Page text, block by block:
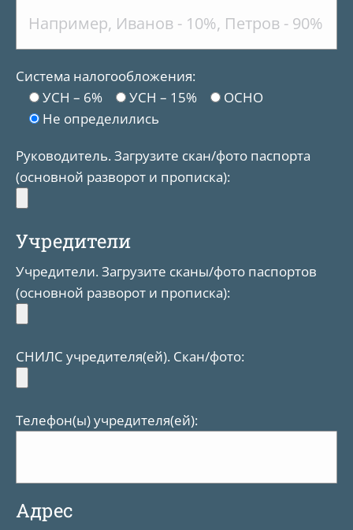
Система налогообложения:
УСН – 6%
УСН – 15%
ОСНО
Не определились
Руководитель. Загрузите скан/фото паспорта
(основной разворот и прописка):
Учредители
Учредители. Загрузите сканы/фото паспортов
(основной разворот и прописка):
СНИЛС учредителя(ей). Скан/фото:
Телефон(ы) учредителя(ей):
Адрес